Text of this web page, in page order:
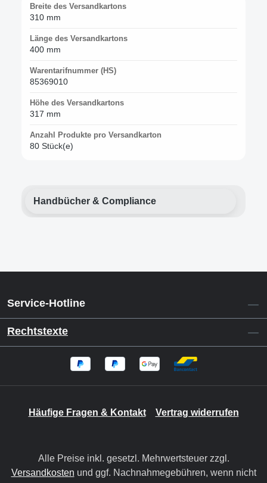
Breite des Versandkartons
310 mm
Länge des Versandkartons
400 mm
Warentarifnummer (HS)
85369010
Höhe des Versandkartons
317 mm
Anzahl Produkte pro Versandkarton
80 Stück(e)
Handbücher & Compliance
Service-Hotline
Rechtstexte
Häufige Fragen & Kontakt Vertrag widerrufen
Alle Preise inkl. gesetzl. Mehrwertsteuer zzgl.
Versandkosten und ggf. Nachnahmegebühren, wenn nicht